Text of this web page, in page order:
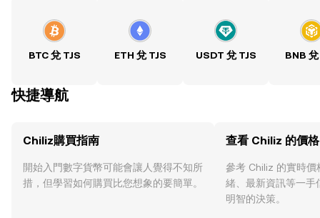
BTC 兌 TJS ETH 兌 TJS USDT 兌 TJS BNB
快捷導航
Chiliz購買指南
開始入門數字貨幣可能會讓人覺得不知所
措，但學習如何購買比您想象的要簡單。
查看 Chiliz 的價格
參考 Chiliz 的實時價
緒、最新資訊等一手
明智的決策。